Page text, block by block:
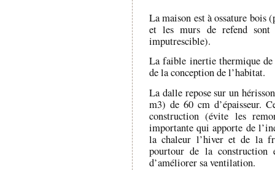
La maison est à ossature bois
et les murs de refend sont
imputrescible).
La faible inertie thermique de
de la conception de l’habitat.
La dalle repose sur un
m3) de 60 cm d’épaisseur.
construction (évite les
importante qui apporte de
la chaleur l’hiver et de la
pourtour de la construction
d’améliorer sa ventilation.